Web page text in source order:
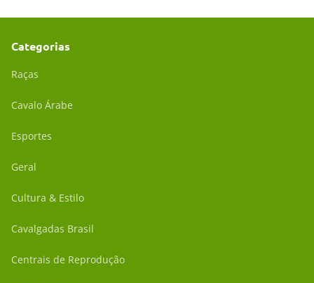
Categorias
Raças
Cavalo Árabe
Esportes
Geral
Cultura & Estilo
Cavalgadas Brasil
Centrais de Reprodução